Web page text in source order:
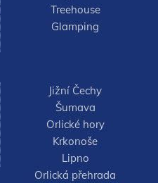
Treehouse
Glamping
Jižní Čechy
Šumava
Orlické hory
Krkonoše
Lipno
Orlická přehrada